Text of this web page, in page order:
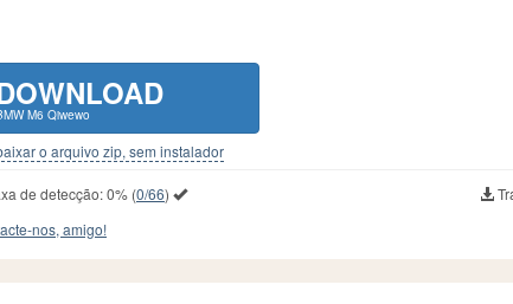
M6 Qiwewo
o arquivo zip, sem instalador
de detecção:0%(0/66)
nos, amigo!